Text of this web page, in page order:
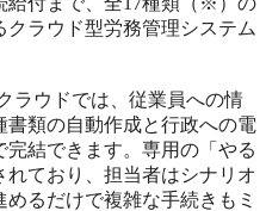
ラウド型労務管理システム
ラウドでは、従業員への情
類の自動作成と行政への電
結できます。専用の「やる
れており、担当者はシナリオ
るだけで複雑な手続きもミ